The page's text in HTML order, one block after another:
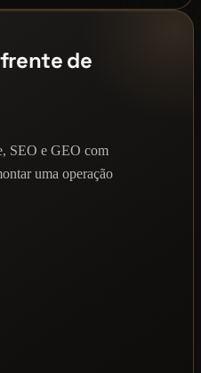
de
SEO e GEO com
uma operação